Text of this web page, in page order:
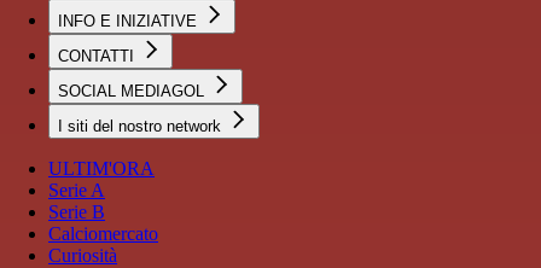
INFO E INIZIATIVE
CONTATTI
SOCIAL MEDIAGOL
I siti del nostro network
ULTIM'ORA
Serie A
Serie B
Calciomercato
Curiosità